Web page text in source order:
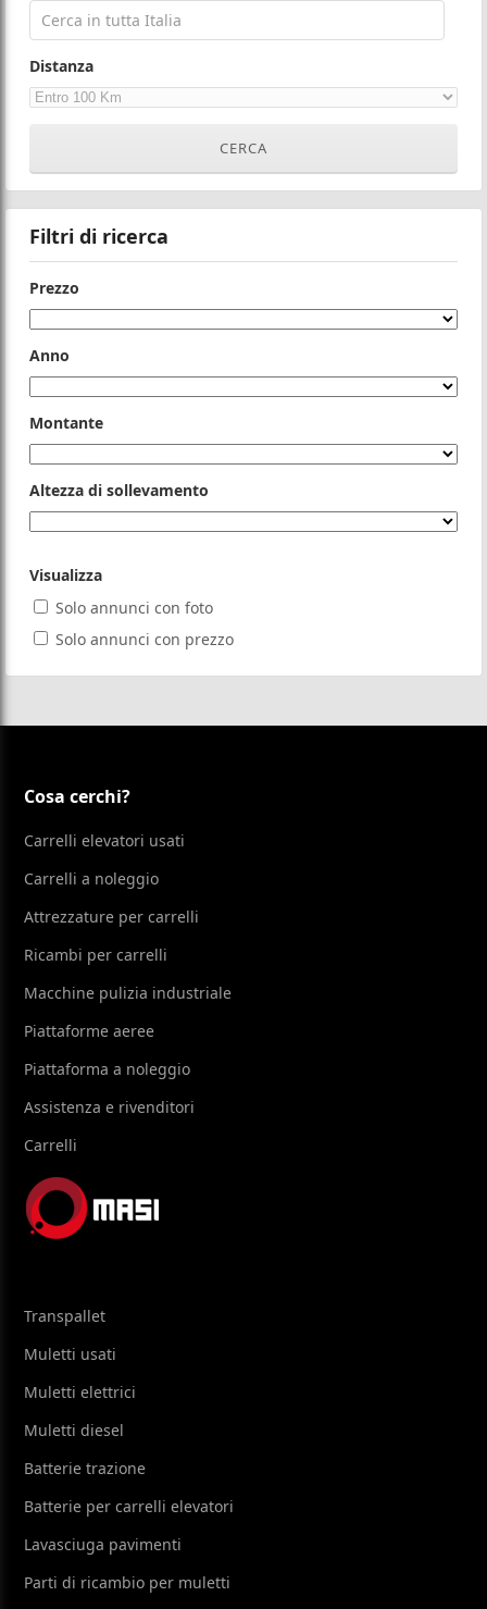
Distanza
Filtri di ricerca
Prezzo
Anno
Montante
Altezza di sollevamento
Visualizza
Solo annunci con foto
Solo annunci con prezzo
Cosa cerchi?
Carrelli elevatori usati
Carrelli a noleggio
Attrezzature per carrelli
Ricambi per carrelli
Macchine pulizia industriale
Piattaforme aeree
Piattaforma a noleggio
Assistenza e rivenditori
Carrelli
Transpallet
Muletti usati
Muletti elettrici
Muletti diesel
Batterie trazione
Batterie per carrelli elevatori
Lavasciuga pavimenti
Parti di ricambio per muletti